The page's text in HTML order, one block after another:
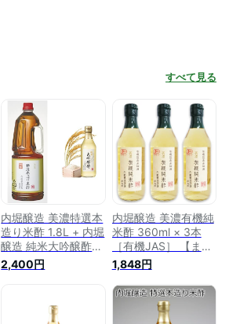
すべて見る
内堀醸造 美濃特選本
造り米酢 1.8L + 内堀
醸造 純米大吟醸酢
360ml
2,400円
内堀醸造 美濃有機純
米酢 360ml × 3本
［有機JAS］ 【まと
め買い 米酢 純米酢
オーガニック 酢 う
ちぼり 内堀 無添
1,848円